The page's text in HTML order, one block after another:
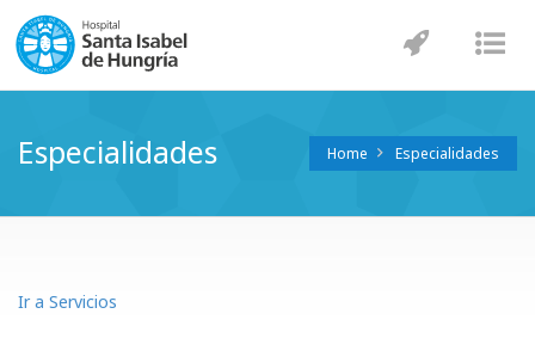
Especialidades Home Especialidades
Ir a Servicios